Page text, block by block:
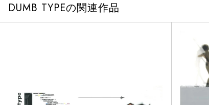
DUMB TYPEの関連作品